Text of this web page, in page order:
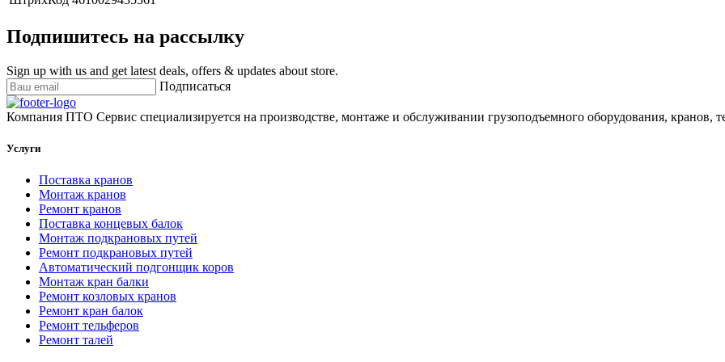
Подпишитесь на рассылку
Sign up with us and get latest deals, offers & updates about store.
Подписаться
Компания ПТО Сервис специализируется на производстве, монтаже и обслуживании грузоподъемного оборудования, кранов,
Услуги
Поставка кранов
Монтаж кранов
Ремонт кранов
Поставка концевых балок
Монтаж подкрановых путей
Ремонт подкрановых путей
Автоматический подгонщик коров
Монтаж кран балки
Ремонт козловых кранов
Ремонт кран балок
Ремонт тельферов
Ремонт талей